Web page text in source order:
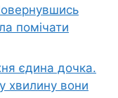
помічати
єдина дочка.
хвилину вони